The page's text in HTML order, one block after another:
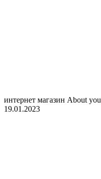
интернет магазин About you
19.01.2023